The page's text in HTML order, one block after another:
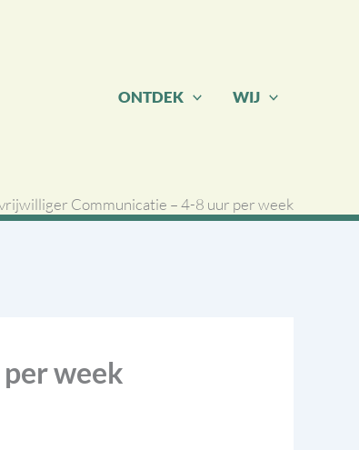
ONTDEK WIJ
Communicatie – 4-8 uur per week
week